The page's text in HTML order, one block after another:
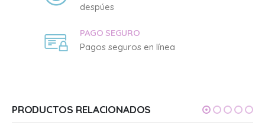
despúes
PAGO SEGURO
Pagos seguros en línea
PRODUCTOS RELACIONADOS